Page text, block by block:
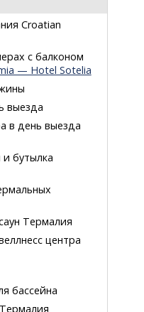
Croatian
с балконом
— Hotel Sotelia
выезда
в день выезда
бутылка
Термалия
центра
бассейна